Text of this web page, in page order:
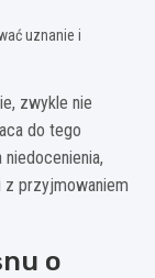
uznanie i
zwykle nie
do tego
z przyjmowaniem
o